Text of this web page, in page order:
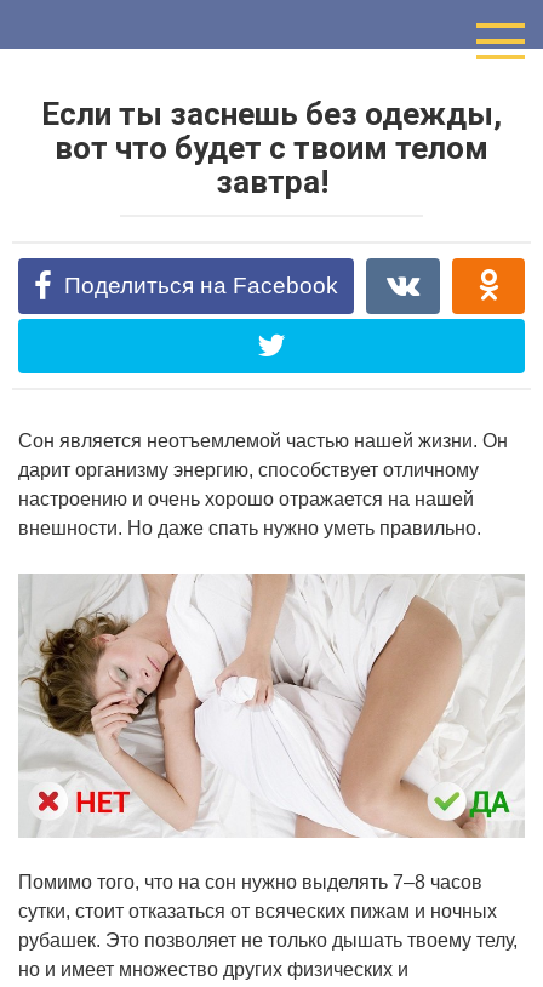
Если ты заснешь без одежды,
вот что будет с твоим телом
завтра!
Поделиться на Facebook
Сон является неотъемлемой частью нашей жизни. Он
дарит организму энергию, способствует отличному
настроению и очень хорошо отражается на нашей
внешности. Но даже спать нужно уметь правильно.
Помимо того, что на сон нужно выделять 7–8 часов
сутки, стоит отказаться от всяческих пижам и ночных
рубашек. Это позволяет не только дышать твоему телу,
но и имеет множество других физических и